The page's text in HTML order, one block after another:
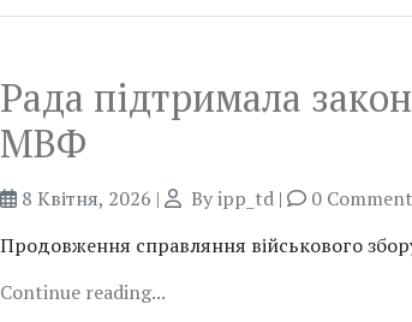
Рада підтримала
МВФ
8 Квітня, 2026 | Byipp_td |
0
Продовження справляння військового
Continue reading...